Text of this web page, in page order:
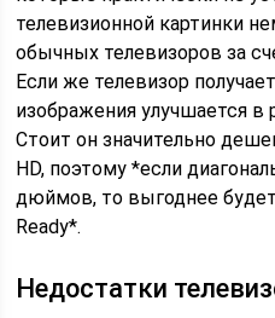
телевизионной картинки
обычных телевизоров за
Если же телевизор
изображения улучшается в
Стоит он значительно
HD, поэтому *если
дюймов, то выгоднее
Ready*.
Недостатки